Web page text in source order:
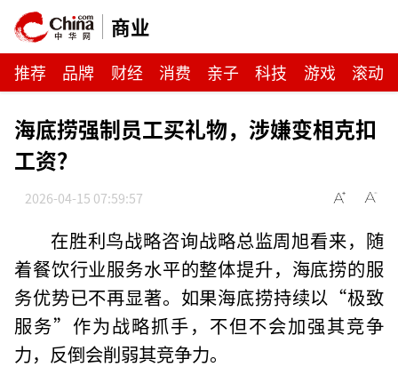
商业
推荐 品牌 财经 消费 亲子 科技 游戏 滚动
海底捞强制员工买礼物，涉嫌变相克扣
工资？
2026-04-15 07:59:57
在胜利鸟战略咨询战略总监周旭看来，随
着餐饮行业服务水平的整体提升，海底捞的服
务优势已不再显著。如果海底捞持续以“极致
服务”作为战略抓手，不但不会加强其竞争
力，反倒会削弱其竞争力。